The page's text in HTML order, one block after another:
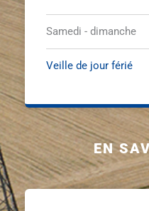
Samedi - dimanche
Veille de jour férié
EN